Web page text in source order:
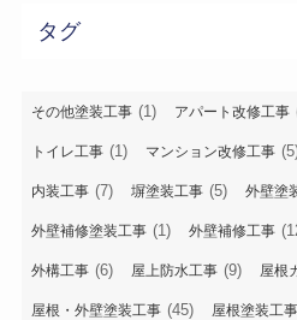
タグ
その他塗装工事 (1) アパート改修工事
トイレ工事 (1) マンション改修工事
内装工事 (7) 塀塗装工事 (5) 外壁塗
外壁補修塗装工事 (1) 外壁補修工事
外構工事 (6) 屋上防水工事 (9) 屋根
屋根・外壁塗装工事 (45) 屋根塗装工事